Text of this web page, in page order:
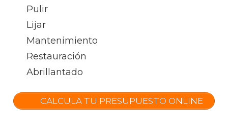
Pulir
Lijar
Mantenimiento
Restauración
Abrillantado
CALCULA TU PRESUPUESTO ONLINE